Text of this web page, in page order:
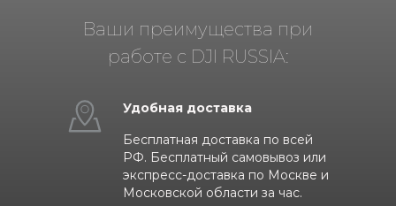
Ваши преимущества при
работе с DJI RUSSIA:
Удобная доставка
Бесплатная доставка по всей
РФ. Бесплатный самовывоз или
экспресс-доставка по Москве и
Московской области за час.